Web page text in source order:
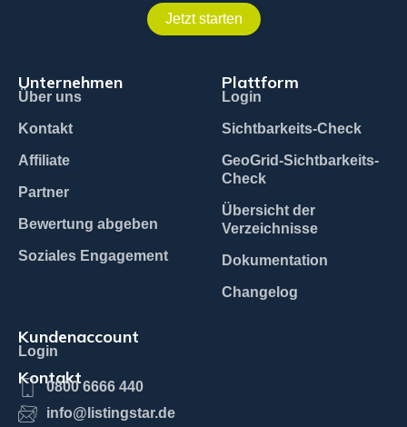
Jetzt starten
Unternehmen
Über uns
Kontakt
Affiliate
Partner
Bewertung abgeben
Soziales Engagement
Plattform
Login
Sichtbarkeits-Check
GeoGrid-Sichtbarkeits-
Check
Übersicht der
Verzeichnisse
Dokumentation
Changelog
Kundenaccount
Login
Kontakt
0800 6666 440
info@listingstar.de